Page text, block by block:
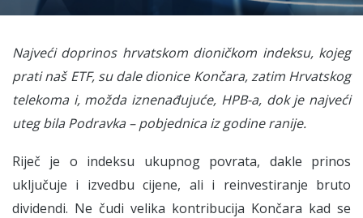
Najveći doprinos hrvatskom dioničkom indeksu, kojeg
prati naš ETF, su dale dionice Končara, zatim Hrvatskog
telekoma i, možda iznenađujuće, HPB-a, dok je najveći
uteg bila Podravka – pobjednica iz godine ranije.
Riječ je o indeksu ukupnog povrata, dakle prinos
uključuje i izvedbu cijene, ali i reinvestiranje bruto
dividendi. Ne čudi velika kontribucija Končara kad se